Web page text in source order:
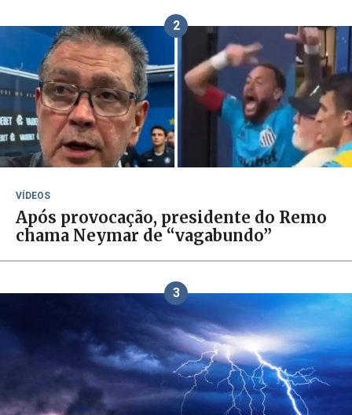
2
VÍDEOS
Após provocação, presidente do Remo
chama Neymar de “vagabundo”
3